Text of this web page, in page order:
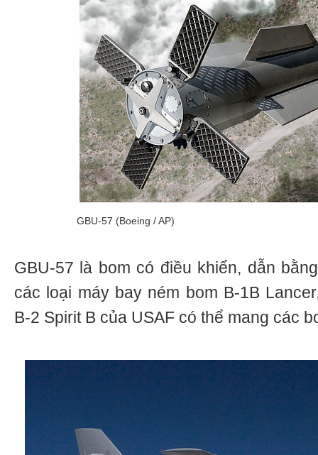
GBU-57 (Boeing / AP)
GBU-57 là bom có điều khiển, dẫn
các loại máy bay ném bom B-1B
B-2 Spirit В của USAF có thể mang các